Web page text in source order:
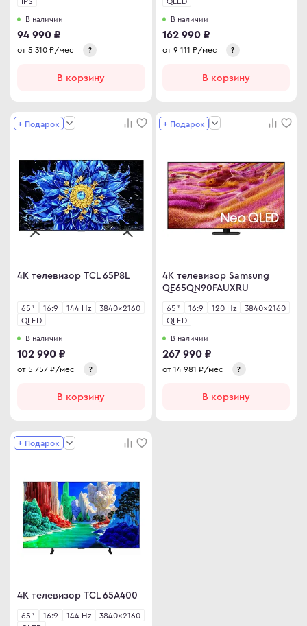
В наличии
94 990 ₽
от 5 310 ₽/мес ?
В корзину
В наличии
162 990 ₽
от 9 111 ₽/мес ?
В корзину
+ Подарок
4K телевизор TCL 65P8L
65" 16:9 144 Hz
3840×2160
QLED
В наличии
102 990 ₽
от 5 757 ₽/мес ?
В корзину
+ Подарок
4K телевизор Samsung
QE65QN90FAUXRU
65" 16:9 120 Hz
3840×2160
QLED
В наличии
267 990 ₽
от 14 981 ₽/мес ?
В корзину
+ Подарок
4K телевизор TCL 65A400
65" 16:9 144 Hz
3840×2160